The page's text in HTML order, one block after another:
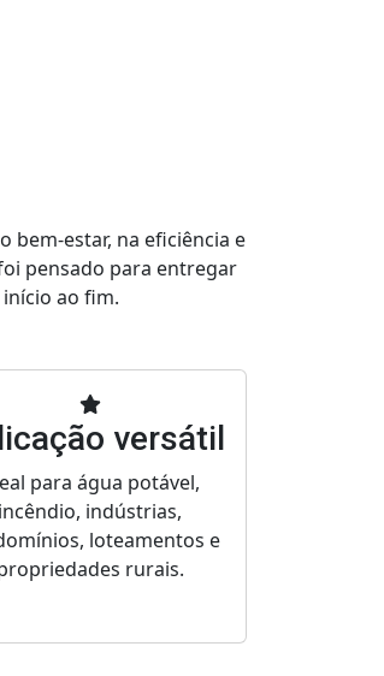
bem-estar, na eficiência e
pensado para entregar
ao fim.
versátil
para água potável,
incêndio, indústrias,
loteamentos e
rurais.